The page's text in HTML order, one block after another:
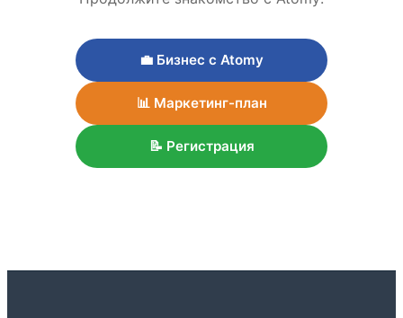
💼 Бизнес с Atomy
📊 Маркетинг-план
📝 Регистрация